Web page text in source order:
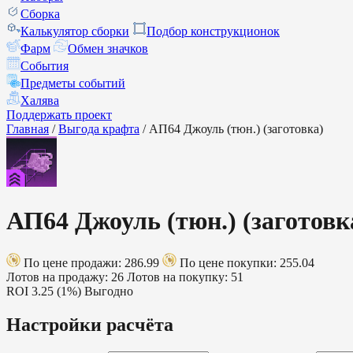
Сборка
Калькулятор сборки
Подбор конструкционок
Фарм
Обмен значков
События
Предметы событий
Халява
Поддержать проект
Главная / Выгода крафта / АП64 Джоуль (тюн.) (заготовка)
АП64 Джоуль (тюн.)
По цене продажи: 286.99
По цене покупки: 255.04
Лотов на продажу: 26 Лотов на покупку: 51
ROI 3.25 (1%) Выгодно
Настройки расчёта